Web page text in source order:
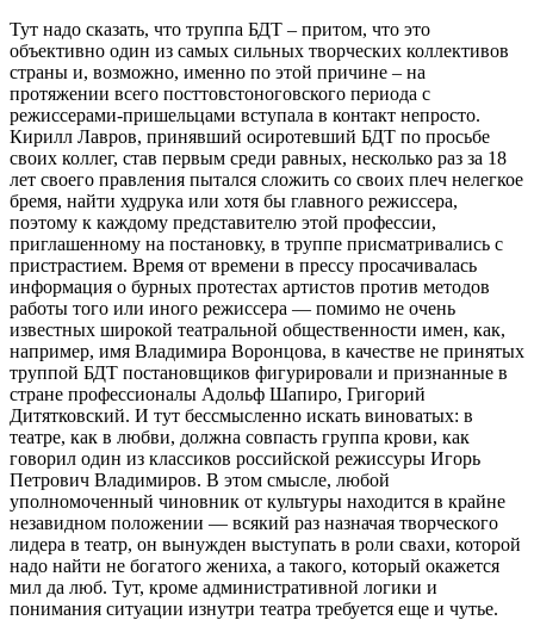
Тут надо сказать, что труппа БДТ – притом, что это
объективно один из самых сильных творческих коллективов
страны и, возможно, именно по этой причине – на
протяжении всего посттовстоноговского периода с
режиссерами-пришельцами вступала в контакт непросто.
Кирилл Лавров, принявший осиротевший БДТ по просьбе
своих коллег, став первым среди равных, несколько раз за 18
лет своего правления пытался сложить со своих плеч нелегкое
бремя, найти худрука или хотя бы главного режиссера,
поэтому к каждому представителю этой профессии,
приглашенному на постановку, в труппе присматривались с
пристрастием. Время от времени в прессу просачивалась
информация о бурных протестах артистов против методов
работы того или иного режиссера — помимо не очень
известных широкой театральной общественности имен, как,
например, имя Владимира Воронцова, в качестве не принятых
труппой БДТ постановщиков фигурировали и признанные в
стране профессионалы Адольф Шапиро, Григорий
Дитятковский. И тут бессмысленно искать виноватых: в
театре, как в любви, должна совпасть группа крови, как
говорил один из классиков российской режиссуры Игорь
Петрович Владимиров. В этом смысле, любой
уполномоченный чиновник от культуры находится в крайне
незавидном положении — всякий раз назначая творческого
лидера в театр, он вынужден выступать в роли свахи, которой
надо найти не богатого жениха, а такого, который окажется
мил да люб. Тут, кроме административной логики и
понимания ситуации изнутри театра требуется еще и чутье.